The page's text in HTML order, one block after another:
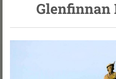
Glenfinnan